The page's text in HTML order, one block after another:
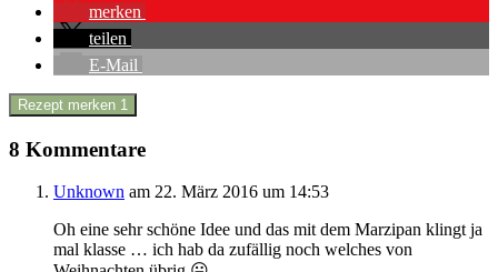
merken
teilen
E-Mail
Rezept merken 1
8 Kommentare
Unknown am 22. März 2016 um 14:53
Oh eine sehr schöne Idee und das mit dem Marzipan klingt ja
mal klasse … ich hab da zufällig noch welches von